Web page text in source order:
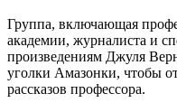
Группа, включающая
академии, журналиста и
произведениям Джуля
уголки Амазонки, чтобы
рассказов профессора.